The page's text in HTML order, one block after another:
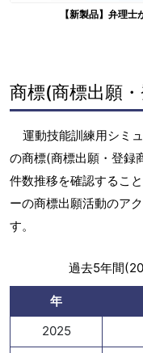
【新製品】弁理
商標(商標出願
運動技能訓練用シミ
の商標(商標出願・登録
件数推移を確認するこ
ーの商標出願活動のア
す。
過去5年間
年
2025